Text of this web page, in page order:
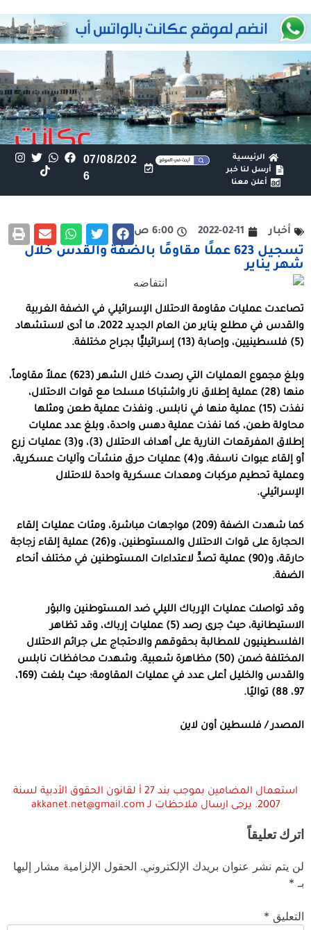
الرئيسية
أرسل لنا خبر
أعلن معنا
07/08/202
6
أخبار 2022-02-11 6:00 ص
تسجيل 623 عملًا مقاومًا بالضفة والقدس خلال
شهر يناير
تصاعدت عمليات مقاومة الاحتلال الإسرائيلي في الضفة الغربية
والقدس في مطلع يناير من العام الجديد 2022، ما أدى لاستشهاد
(5) فلسطينيين، وإصابة (13) إسرائيليًّا بجراح مختلفة.
وبلغ مجموع العمليات التي رصدت خلال الشهر (623) عملاً مقاوماً،
منها (28) عملية إطلاق نار واشتباكا مسلحا مع قوات الاحتلال،
نفذت (15) عملية منها في نابلس. ونفذت عملية طعن ومثلها
محاولة طعن، كما نفذت عملية دهس واحدة، وبلغ عدد عمليات
إطلاق المفرقعات النارية على أهداف الاحتلال (3)، و(3) عمليات زرع
أو إلقاء عبوات ناسفة، و(4) عمليات حرق منشآت وآليات عسكرية،
وعملية تحطيم مركبات ومعدات عسكرية واحدة للاحتلال
الإسرائيلي.
كما شهدت الضفة (209) مواجهات مباشرة، ومئات عمليات إلقاء
الحجارة على قوات الاحتلال والمستوطنين، و(26) عملية إلقاء زجاجة
حارقة، و(90) عملية تصدٍّ لاعتداءات المستوطنين في مختلف أنحاء
الضفة.
وقد تواصلت عمليات الإرباك الليلي ضد المستوطنين والبؤر
الاستيطانية، حيث جرى رصد (5) عمليات إرباك، وقد تظاهر
الفلسطينيون للمطالبة بحقوقهم والاحتجاج على جرائم الاحتلال
المختلفة ضمن (50) مظاهرة شعبية. وشهدت محافظات نابلس
والقدس والخليل أعلى عدد في عمليات المقاومة؛ حيث بلغت (169،
97، 88) تواليًا.
المصدر / فلسطين أون لاين
استعمال المضامين بموجب بند 27 أ لقانون الحقوق الأدبية لسنة
2007. يرجى ارسال ملاحظات لـ akkanet.net@gmail.com
اترك تعليقاً
لن يتم نشر عنوان بريدك الإلكتروني. الحقول الإلزامية مشار إليها
بـ *
التعليق *